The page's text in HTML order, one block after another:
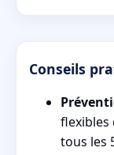
Conseils
flexibles
tous les